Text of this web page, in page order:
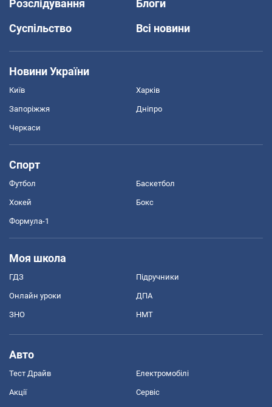
Розслідування
Блоги
Суспільство
Всі новини
Новини України
Київ Харків
Запоріжжя Дніпро
Черкаси
Спорт
Футбол Баскетбол
Хокей Бокс
Формула-1
Моя школа
ГДЗ Підручники
Онлайн уроки ДПА
ЗНО НМТ
Авто
Тест Драйв Електромобілі
Акції Сервіс